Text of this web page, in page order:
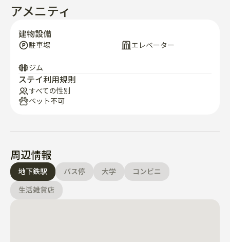
• モダンでリラックスしたインテリアです
🍳必要なものはすべて揃っています
• プライベートキッチン
• 新炊飯器
• マイクロ波
• 調理器具·食器
• 洗濯機
建物内のフィットネスセンターに無料でアクセスできる
ので、健康で活動的に過ごしましょう。
📺エンターテインメント&高速インターネット
アメニティ
建物設備
駐車場 エレベーター
ジム
ステイ利用規則
すべての性別
ペット不可
周辺情報
地下鉄駅 バス停 大学
コンビニ
生活雑貨店